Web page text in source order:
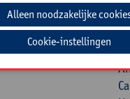
Beginuur Einduur
09:30u 12:30u
Cookie-instellingen